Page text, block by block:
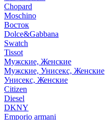
Chopard
Moschino
Восток
Dolce&Gabbana
Swatch
Tissot
Мужские, Женские
Мужские, Унисекс, Женские
Унисекс, Женские
Citizen
Diesel
DKNY
Emporio armani